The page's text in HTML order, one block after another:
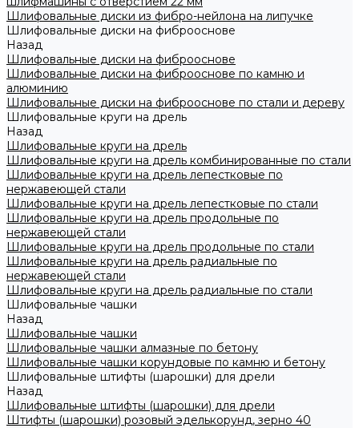
Шлифовальные диски из фибро-нейлона на липучке
Шлифовальные диски на фиброоснове
Назад
Шлифовальные диски на фиброоснове
Шлифовальные диски на фиброоснове по камню и
алюминию
Шлифовальные диски на фиброоснове по стали и дереву
Шлифовальные круги на дрель
Назад
Шлифовальные круги на дрель
Шлифовальные круги на дрель комбинированные по стали
Шлифовальные круги на дрель лепестковые по
нержавеющей стали
Шлифовальные круги на дрель лепестковые по стали
Шлифовальные круги на дрель продольные по
нержавеющей стали
Шлифовальные круги на дрель продольные по стали
Шлифовальные круги на дрель радиальные по
нержавеющей стали
Шлифовальные круги на дрель радиальные по стали
Шлифовальные чашки
Назад
Шлифовальные чашки
Шлифовальные чашки алмазные по бетону
Шлифовальные чашки корундовые по камню и бетону
Шлифовальные штифты (шарошки) для дрели
Назад
Шлифовальные штифты (шарошки) для дрели
Штифты (шарошки) розовый эделькорунд, зерно 40